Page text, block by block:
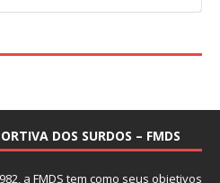
DOS SURDOS – FMDS
a FMDS tem como seus objetivos